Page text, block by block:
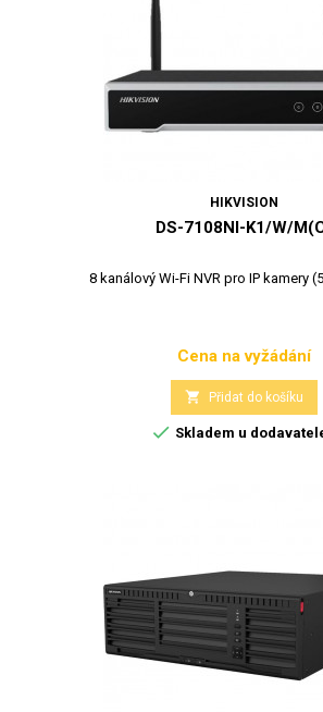
HIKVISION
DS-7108NI-K1/W/
8 kanálový Wi-Fi NVR pro IP kamery
Cena
Cena na vyžádání
 Přidat do košíku
 Skladem u